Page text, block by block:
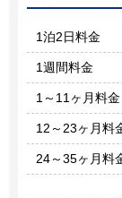
1泊2日料金
1週間料金
1～11ヶ月料金
12～23ヶ月料
24～35ヶ月料